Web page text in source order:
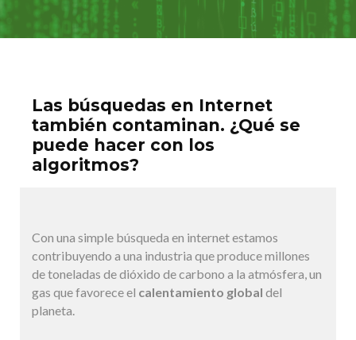
Las búsquedas en Internet
también contaminan. ¿Qué se
puede hacer con los
algoritmos?
Con una simple búsqueda en internet estamos
contribuyendo a una industria que produce millones
de toneladas de dióxido de carbono a la atmósfera, un
gas que favorece el calentamiento global del
planeta.